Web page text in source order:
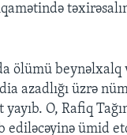
ölümü
azadlığı üzrə
O, Rafiq
ediləcəyinə ümid